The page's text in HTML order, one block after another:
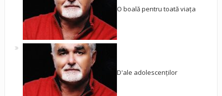
O boală pentru toată viața
D'ale adolescenților